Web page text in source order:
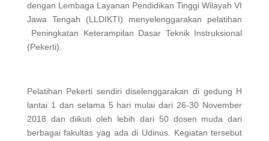
dengan Lembaga Layanan Pendidikan Tinggi Wilayah VI
Jawa Tengah (LLDIKTI) menyelenggarakan pelatihan
Peningkatan Keterampilan Dasar Teknik Instruksional
(Pekerti).
Pelatihan Pekerti sendiri diselenggarakan di gedung H
lantai 1 dan selama 5 hari mulai dari 26-30 November
2018 dan diikuti oleh lebih dari 50 dosen muda dari
berbagai fakultas yag ada di Udinus. Kegiatan tersebut